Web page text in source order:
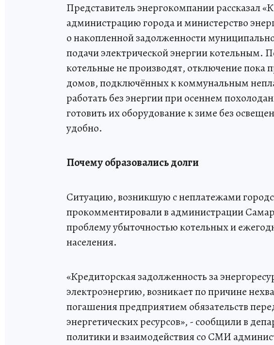
Представитель энергокомпании рассказал
администрацию города и министерство
о накопленной задолженности
подачи электрической энергии котельным.
котельные не производят, отключение пока
домов, подключённых к коммунальным
работать без энергии при осеннем
готовить их оборудование к зиме без
удобно.
Почему образовались долги
Ситуацию, возникшую с неплатежами
прокомментировали в администрации
проблему убыточностью котельных и
населения.
«Кредиторская задолженность за
электроэнергию, возникает по причине
погашения предприятием обязательств
энергетических ресурсов», - сообщили в
политики и взаимодействия со СМИ